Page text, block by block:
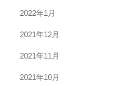
2022年1月
2021年12月
2021年11月
2021年10月